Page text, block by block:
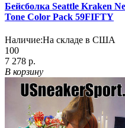
Бейсболка Seattle Kraken
Tone Color Pack 59FIFTY
Наличие:На складе в США
100
7 278 р.
В корзину